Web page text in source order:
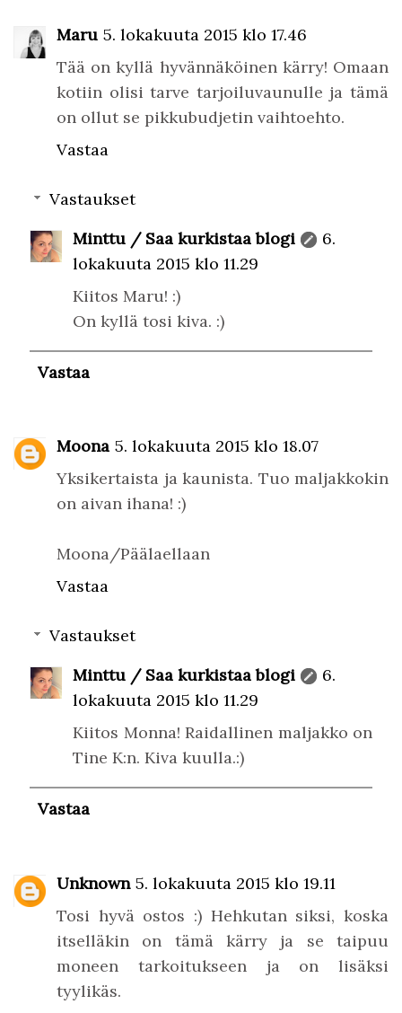
Maru 5. lokakuuta 2015 klo 17.46
Tää on kyllä hyvännäköinen kärry! Omaan
kotiin olisi tarve tarjoiluvaunulle ja tämä
on ollut se pikkubudjetin vaihtoehto.
Vastaa
Vastaukset
Minttu / Saa kurkistaa blogi
6.
lokakuuta 2015 klo 11.29
Kiitos Maru! :)
On kyllä tosi kiva. :)
Vastaa
Moona 5. lokakuuta 2015 klo 18.07
Yksikertaista ja kaunista. Tuo maljakkokin
on aivan ihana! :)
Moona/Päälaellaan
Vastaa
Vastaukset
Minttu / Saa kurkistaa blogi
6.
lokakuuta 2015 klo 11.29
Kiitos Monna! Raidallinen maljakko on
Tine K:n. Kiva kuulla.:)
Vastaa
Unknown 5. lokakuuta 2015 klo 19.11
Tosi hyvä ostos :) Hehkutan siksi, koska
itselläkin on tämä kärry ja se taipuu
moneen tarkoitukseen ja on lisäksi
tyylikäs.